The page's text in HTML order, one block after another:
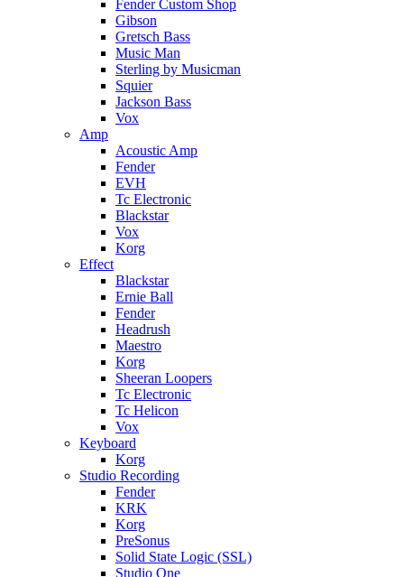
Fender Custom Shop
Gibson
Gretsch Bass
Music Man
Sterling by Musicman
Squier
Jackson Bass
Vox
Amp
Acoustic Amp
Fender
EVH
Tc Electronic
Blackstar
Vox
Korg
Effect
Blackstar
Ernie Ball
Fender
Headrush
Maestro
Korg
Sheeran Loopers
Tc Electronic
Tc Helicon
Vox
Keyboard
Korg
Studio Recording
Fender
KRK
Korg
PreSonus
Solid State Logic (SSL)
Studio One